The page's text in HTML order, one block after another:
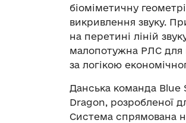
біоміметичну
викривлення звуку.
на перетині ліній
малопотужна РЛС для
за логікою
Данська команда Blue
Dragon, розробленої
Система спрямована